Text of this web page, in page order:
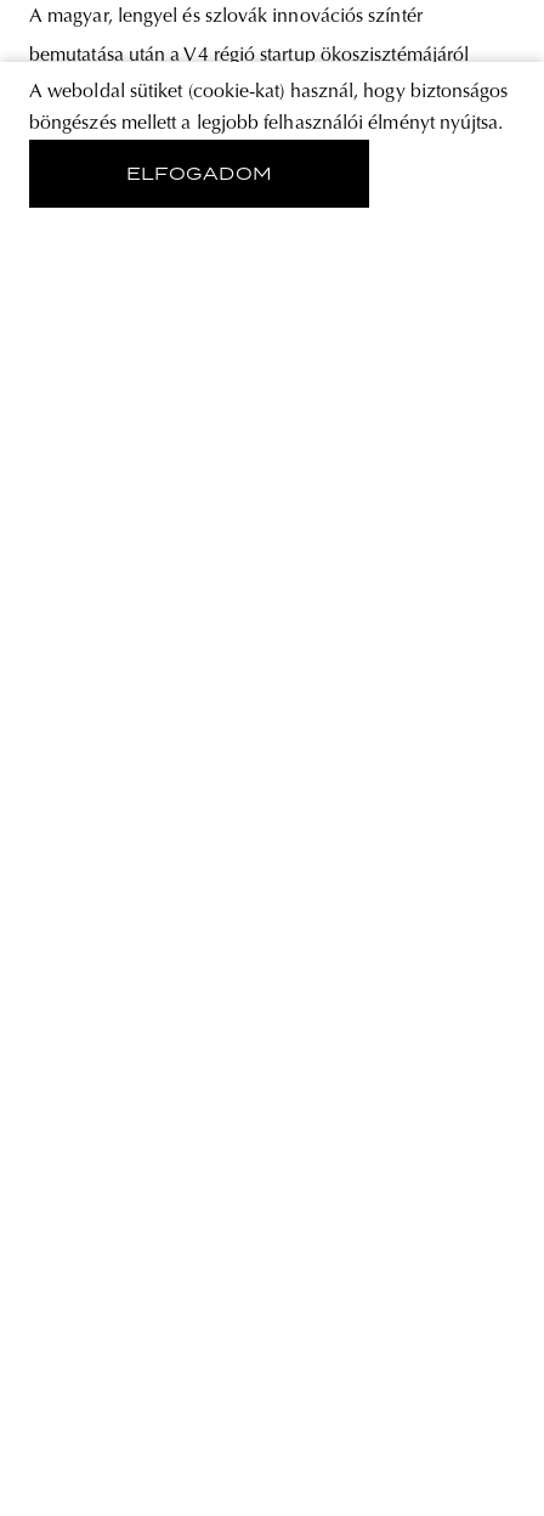
A magyar, lengyel és szlovák innovációs színtér
bemutatása után a V4 régió startup ökoszisztémájáról
szóló cikksorozatunk a végéhez érkezett. A virágzó
vállalkozói világtól Európa egyik ékszerdobozával
búcsúzunk, amely az AVAST-ot, a Kiwi.com-ot és az
online rendelt élelmiszerre való otthoni várakozás
A weboldal sütiket (cookie-kat) használ, hogy biztonságos
böngészés mellett a legjobb felhasználói élményt nyújtsa.
ELFOGADOM